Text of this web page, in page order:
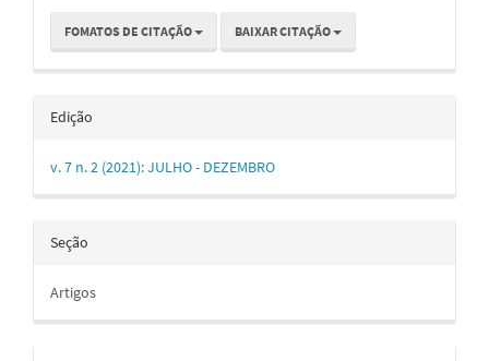
FOMATOS DE CITAÇÃO BAIXAR CITAÇÃO
Edição
v. 7 n. 2 (2021): JULHO - DEZEMBRO
Seção
Artigos